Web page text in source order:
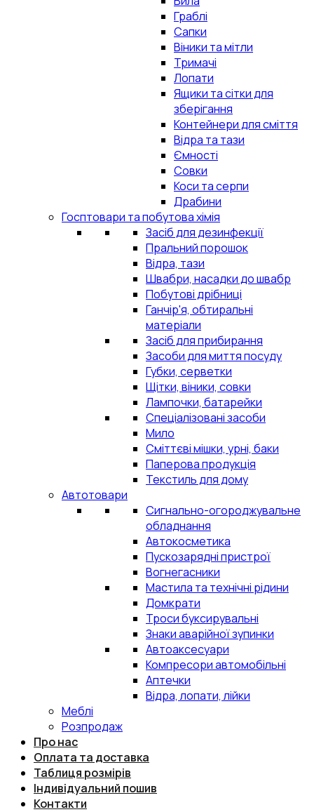
Граблі
Сапки
Віники та мітли
Тримачі
Лопати
Ящики та сітки для
зберігання
Контейнери для сміття
Відра та тази
Ємності
Совки
Коси та серпи
Драбини
Госптовари та побутова хімія
Засіб для дезинфекції
Пральний порошок
Відра, тази
Швабри, насадки до швабр
Побутові дрібниці
Ганчір'я, обтиральні
матеріали
Засіб для прибирання
Засоби для миття посуду
Губки, серветки
Щітки, віники, совки
Лампочки, батарейки
Спеціалізовані засоби
Мило
Сміттєві мішки, урні, баки
Паперова продукція
Текстиль для дому
Автотовари
Сигнально-огороджувальне
обладнання
Автокосметика
Пускозарядні пристрої
Вогнегасники
Мастила та технічні рідини
Домкрати
Троси буксирувальні
Знаки аварійної зупинки
Автоаксесуари
Компресори автомобільні
Аптечки
Відра, лопати, лійки
Меблі
Розпродаж
Про нас
Оплата та доставка
Таблиця розмірів
Індивідуальний пошив
Контакти